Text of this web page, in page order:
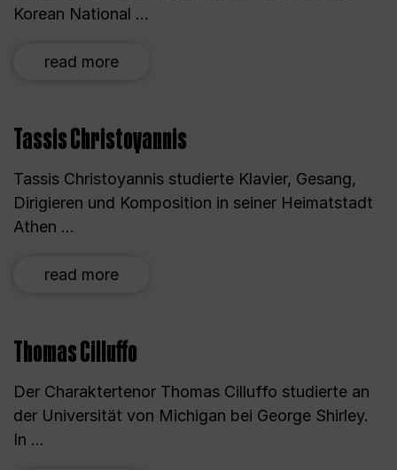
Korean National ...
read more
Tassis Christoyannis
Tassis Christoyannis studierte Klavier, Gesang,
Dirigieren und Komposition in seiner Heimatstadt
Athen ...
read more
Thomas Cilluffo
Der Charaktertenor Thomas Cilluffo studierte an
der Universität von Michigan bei George Shirley.
In ...